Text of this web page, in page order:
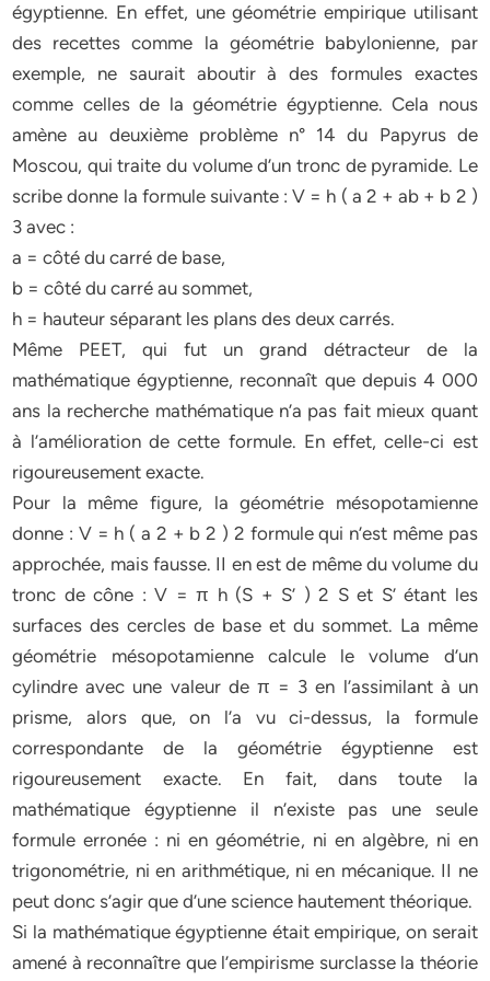
égyptienne. En effet, une géométrie empirique utilisant
des recettes comme la géométrie babylonienne, par
exemple, ne saurait aboutir à des formules exactes
comme celles de la géométrie égyptienne. Cela nous
amène au deuxième problème n° 14 du Papyrus de
Moscou, qui traite du volume d’un tronc de pyramide. Le
scribe donne la formule suivante : V = h ( a 2 + ab + b 2 )
3 avec :
a = côté du carré de base,
b = côté du carré au sommet,
h = hauteur séparant les plans des deux carrés.
Même PEET, qui fut un grand détracteur de la
mathématique égyptienne, reconnaît que depuis 4 000
ans la recherche mathématique n’a pas fait mieux quant
à l’amélioration de cette formule. En effet, celle-ci est
rigoureusement exacte.
Pour la même figure, la géométrie mésopotamienne
donne : V = h ( a 2 + b 2 ) 2 formule qui n’est même pas
approchée, mais fausse. II en est de même du volume du
tronc de cône : V = π h (S + S’ ) 2 S et S’ étant les
surfaces des cercles de base et du sommet. La même
géométrie mésopotamienne calcule le volume d’un
cylindre avec une valeur de π = 3 en l’assimilant à un
prisme, alors que, on l’a vu ci-dessus, la formule
correspondante de la géométrie égyptienne est
rigoureusement exacte. En fait, dans toute la
mathématique égyptienne il n’existe pas une seule
formule erronée : ni en géométrie, ni en algèbre, ni en
trigonométrie, ni en arithmétique, ni en mécanique. II ne
peut donc s’agir que d’une science hautement théorique.
Si la mathématique égyptienne était empirique, on serait
amené à reconnaître que l’empirisme surclasse la théorie